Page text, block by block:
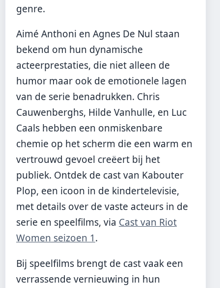
genre.
Aimé Anthoni en Agnes De Nul staan
bekend om hun dynamische
acteerprestaties, die niet alleen de
humor maar ook de emotionele lagen
van de serie benadrukken. Chris
Cauwenberghs, Hilde Vanhulle, en Luc
Caals hebben een onmiskenbare
chemie op het scherm die een warm en
vertrouwd gevoel creëert bij het
publiek. Ontdek de cast van Kabouter
Plop, een icoon in de kindertelevisie,
met details over de vaste acteurs in de
serie en speelfilms, via Cast van Riot
Women seizoen 1.
Bij speelfilms brengt de cast vaak een
verrassende vernieuwing in hun